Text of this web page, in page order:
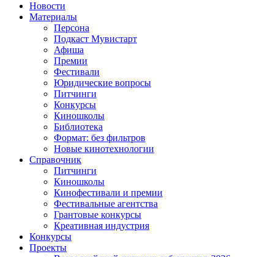
Новости
Материалы
Персона
Подкаст Мувистарт
Афиша
Премии
Фестивали
Юридические вопросы
Питчинги
Конкурсы
Киношколы
Библиотека
Формат: без фильтров
Новые кинотехнологии
Справочник
Питчинги
Киношколы
Кинофестивали и премии
Фестивальные агентства
Грантовые конкурсы
Креативная индустрия
Конкурсы
Проекты